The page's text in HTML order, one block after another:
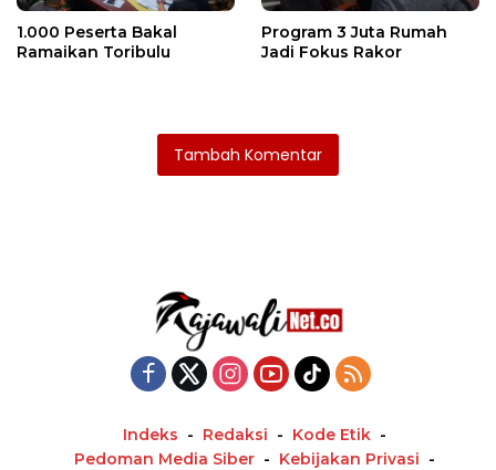
1.000 Peserta Bakal
Ramaikan Toribulu
Program 3 Juta Rumah
Jadi Fokus Rakor
Tambah Komentar
Indeks Redaksi
Kode Etik
Pedoman Media Siber
Kebijakan Privasi